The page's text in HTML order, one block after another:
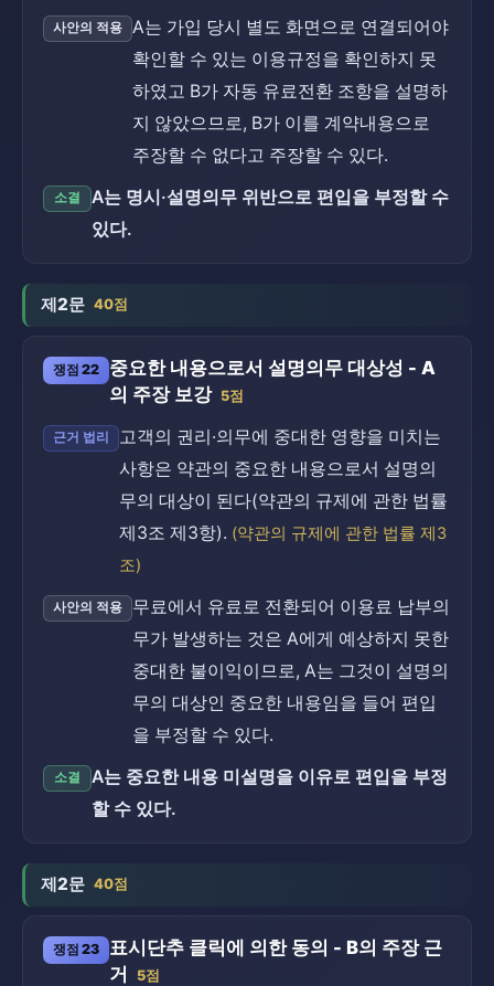
사안의 적용
A는 가입 당시 별도 화면으로 연결되어야
확인할 수 있는 이용규정을 확인하지 못
하였고 B가 자동 유료전환 조항을 설명하
지 않았으므로, B가 이를 계약내용으로
주장할 수 없다고 주장할 수 있다.
소결
A는 명시·설명의무 위반으로 편입을 부정할 수
있다.
제2문 40점
쟁점 22
중요한 내용으로서 설명의무 대상성 - A
의 주장 보강 5점
근거 법리
고객의 권리·의무에 중대한 영향을 미치는
사항은 약관의 중요한 내용으로서 설명의
무의 대상이 된다(약관의 규제에 관한 법률
제3조 제3항). (약관의 규제에 관한 법률 제3
조)
사안의 적용
무료에서 유료로 전환되어 이용료 납부의
무가 발생하는 것은 A에게 예상하지 못한
중대한 불이익이므로, A는 그것이 설명의
무의 대상인 중요한 내용임을 들어 편입
을 부정할 수 있다.
소결
A는 중요한 내용 미설명을 이유로 편입을 부정
할 수 있다.
제2문 40점
쟁점 23
표시단추 클릭에 의한 동의 - B의 주장 근
거
5점